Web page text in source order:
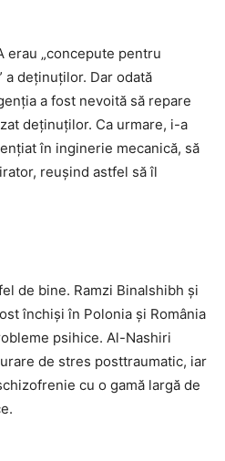
erau „concepute pentru
a deţinuţilor. Dar odată
a fost nevoită să repare
deţinuţilor. Ca urmare, i-a
în inginerie mecanică, să
reuşind astfel să îl
de bine. Ramzi Binalshibh şi
închişi în Polonia şi România
psihice. Al-Nashiri
de stres posttraumatic, iar
cu o gamă largă de